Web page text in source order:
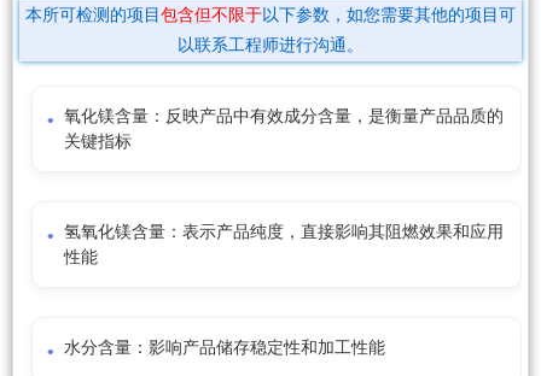
本所可检测的项目 包含但不限于以下参数，如您需要其他的项目可
以联系工程师进行沟通。
氧化镁含量：反映产品中有效成分含量，是衡量产品品质的
关键指标
氢氧化镁含量：表示产品纯度，直接影响其阻燃效果和应用
性能
水分含量：影响产品储存稳定性和加工性能